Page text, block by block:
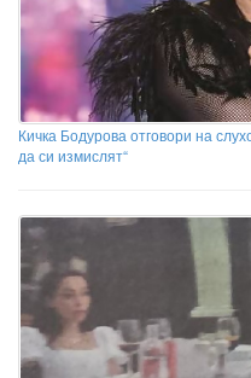
Кичка Бодурова отговори на
да си измислят“